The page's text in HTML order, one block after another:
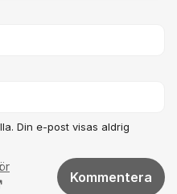
Din e-post visas aldrig
Kommentera